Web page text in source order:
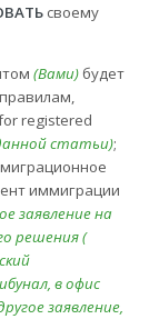
своему
(Вами)будет
registered
статьи);
иммиграции
заявление на
решения (
в офис
заявление,